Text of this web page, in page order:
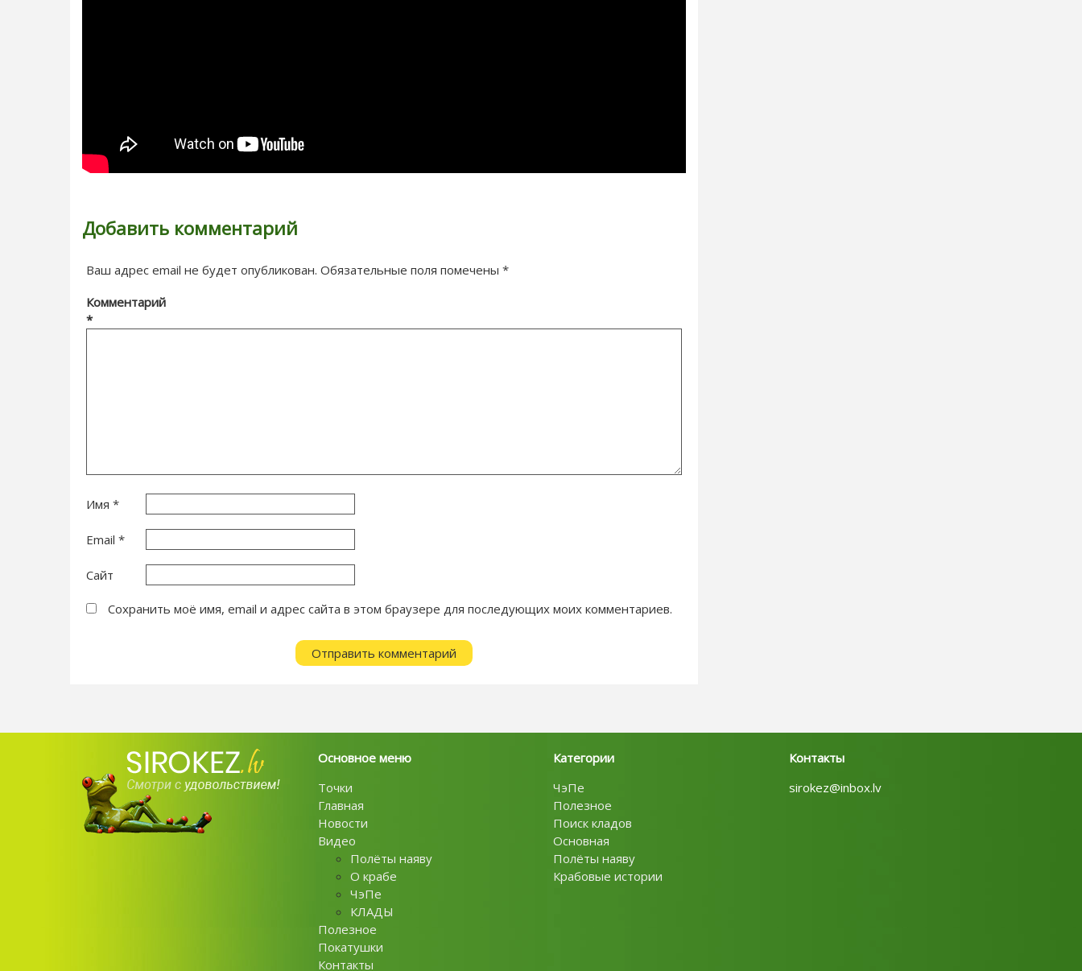
Добавить комментарий
Ваш адрес email не будет опубликован. Обязательные поля помечены *
Комментарий
*
Имя *
Email *
Сайт
Сохранить моё имя, email и адрес сайта в этом браузере для последующих моих комментариев.
Основное меню
Точки
Главная
Новости
Видео
Полёты наяву
О крабе
ЧэПе
КЛАДЫ
Полезное
Покатушки
Контакты
Категории
ЧэПе
Полезное
Поиск кладов
Основная
Полёты наяву
Крабовые истории
Контакты
sirokez@inbox.lv